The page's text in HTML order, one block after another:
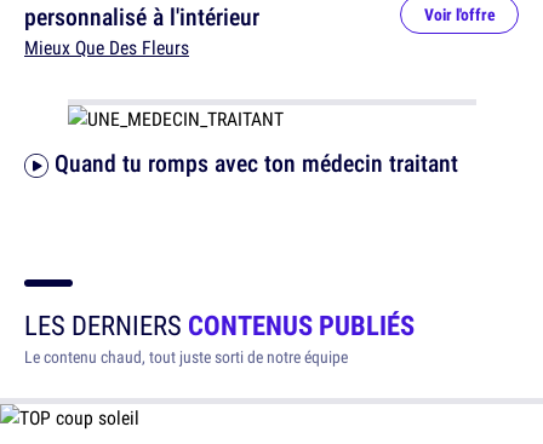
Quand tu romps avec ton médecin traitant
personnalisé à l'intérieur
Mieux Que Des Fleurs
Voir l'offre
LES DERNIERS CONTENUS PUBLIÉS
Le contenu chaud, tout juste sorti de notre équipe